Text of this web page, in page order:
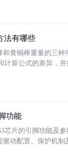
法有哪些
和黄铜棒重量的三
计算公式的差异，
功能
芯片的引脚功能及
驱动配置、保护机